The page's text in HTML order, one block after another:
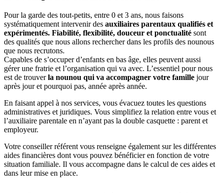
Pour la garde des tout-petits, entre 0 et 3 ans, nous faisons
systématiquement intervenir des auxiliaires parentaux qualifiés et
expérimentés. Fiabilité, flexibilité, douceur et ponctualité sont
des qualités que nous allons rechercher dans les profils des nounous
que nous recrutons.
Capables de s’occuper d’enfants en bas âge, elles peuvent aussi
gérer une fratrie et l’organisation qui va avec. L’essentiel pour nous
est de trouverla nounou qui va accompagner votre famille jour
après jour et pourquoi pas, année après année.
En faisant appel à nos services, vous évacuez toutes les questions
administratives et juridiques. Vous simplifiez la relation entre vous et
l’auxiliaire parentale en n’ayant pas la double casquette : parent et
employeur.
Votre conseiller référent vous renseigne également sur les différentes
aides financières dont vous pouvez bénéficier en fonction de votre
situation familiale. Il vous accompagne dans le calcul de ces aides et
dans leur mise en place.